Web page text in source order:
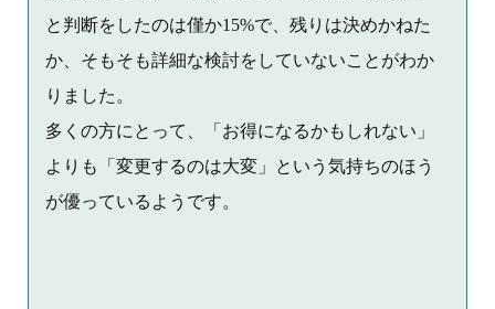
と判断をしたのは僅か15%で、残りは決めかねた
か、そもそも詳細な検討をしていないことがわか
りました。
多くの方にとって、「お得になるかもしれない」
よりも「変更するのは大変」という気持ちのほう
が優っているようです。